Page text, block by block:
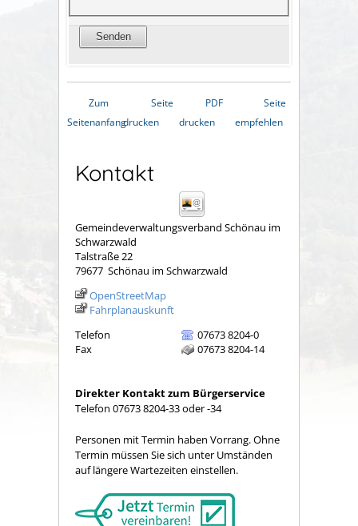
Zum
Seitenanfang
Seite
drucken
PDF
drucken
Seite
empfehlen
Kontakt
Gemeindeverwaltungsverband Schönau im
Schwarzwald
Talstraße 22
79677 Schönau im Schwarzwald
OpenStreetMap
Fahrplanauskunft
Telefon
07673 8204-0
Fax
07673 8204-14
Direkter Kontakt zum Bürgerservice
Telefon 07673 8204-33 oder -34
Personen mit Termin haben Vorrang. Ohne
Termin müssen Sie sich unter Umständen
auf längere Wartezeiten einstellen.